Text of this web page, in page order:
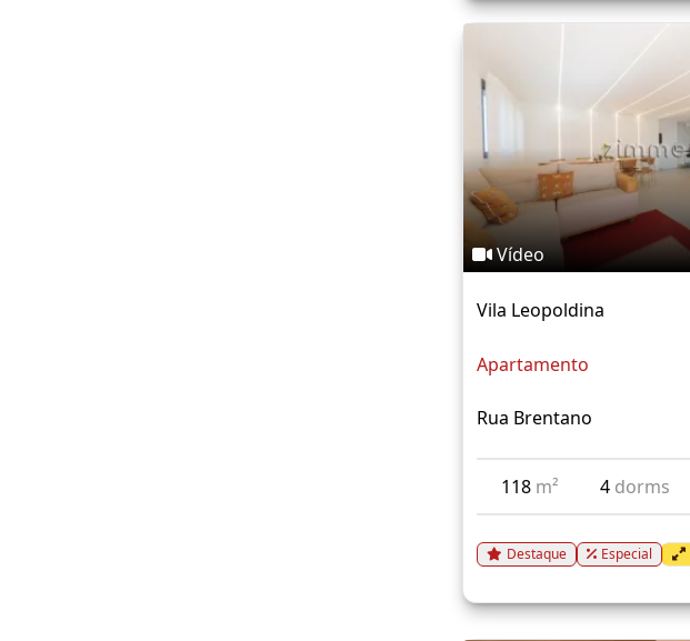
Vídeo
Vila Leopoldina
Apartamento
Rua Brentano
118 m² 4 dorms
Destaque Especial